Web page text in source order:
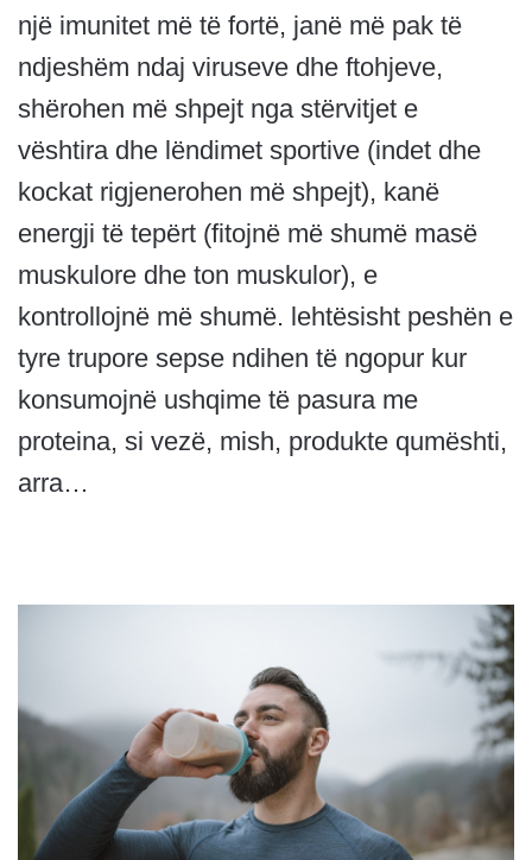
një imunitet më të fortë, janë më pak të
ndjeshëm ndaj viruseve dhe ftohjeve,
shërohen më shpejt nga stërvitjet e
vështira dhe lëndimet sportive (indet dhe
kockat rigjenerohen më shpejt), kanë
energji të tepërt (fitojnë më shumë masë
muskulore dhe ton muskulor), e
kontrollojnë më shumë. lehtësisht peshën e
tyre trupore sepse ndihen të ngopur kur
konsumojnë ushqime të pasura me
proteina, si vezë, mish, produkte qumështi,
arra…